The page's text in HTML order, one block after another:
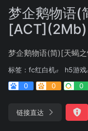
梦企鹅物语(
[ACT](2Mb)
梦企鹅物语(简)[天蝎
标签： fc红白机 h5游戏
0
0 0
链接直达